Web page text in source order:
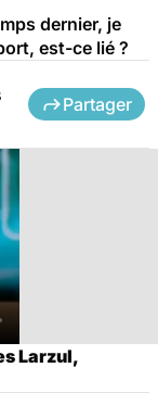
dernier, je
est-ce lié ?
Partager
Larzul,